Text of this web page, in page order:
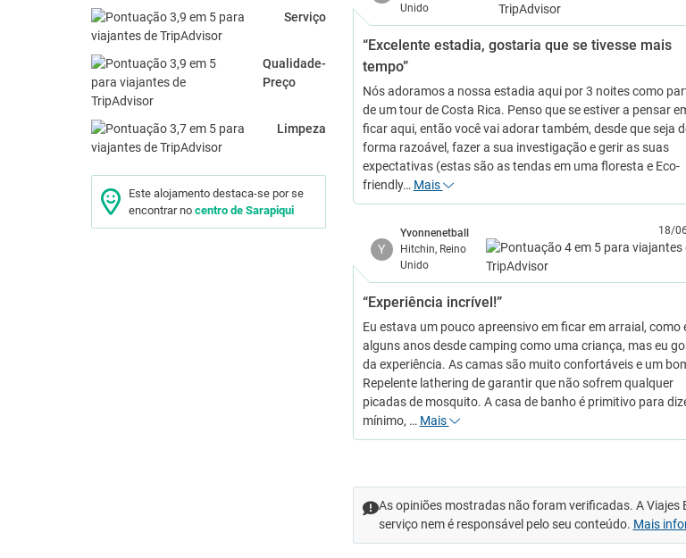
Serviço
Qualidade-
Preço
Limpeza
Este alojamento destaca-se por se
encontrar no centro de Sarapiqui
Unido
“Excelente estadia, gostaria que se tivesse mais
tempo”
Nós adoramos a nossa estadia aqui por 3 noites como
de um tour de Costa Rica. Penso que se estiver a pensar
ficar aqui, então você vai adorar também, desde que seja
forma razoável, fazer a sua investigação e gerir as suas
expectativas (estas são as tendas em uma floresta e Eco-
friendly… Mais
Y
Yvonnenetball
Hitchin, Reino
Unido
18/
“Experiência incrível!”
Eu estava um pouco apreensivo em ficar em arraial, como
alguns anos desde camping como uma criança, mas eu
da experiência. As camas são muito confortáveis e um
Repelente lathering de garantir que não sofrem qualquer
picadas de mosquito. A casa de banho é primitivo para
mínimo, … Mais
As opiniões mostradas não foram verificadas. A Viajes
serviço nem é responsável pelo seu conteúdo. Mais